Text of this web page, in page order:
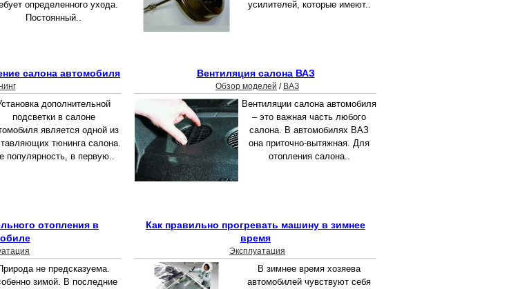
определенного ухода.
Постоянный..
усилителей, которые имеют..
салона автомобиля
дополнительной
подсветки в салоне
является одной из
тюнинга салона.
популярность, в первую..
Вентиляция салона ВАЗ
Обзор моделей / ВАЗ
Вентиляции салона автомобиля
– это важная часть любого
салона. В автомобилях ВАЗ
она приточно-вытяжная. Для
отопления салона..
отопления в
не предсказуема.
зимой. В последние
Как правильно прогревать машину в зимнее
время
Эксплуатация
В зимнее время хозяева
автомобилей чувствуют себя